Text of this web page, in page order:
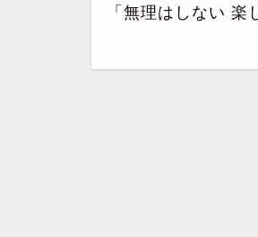
「無理はしない 楽